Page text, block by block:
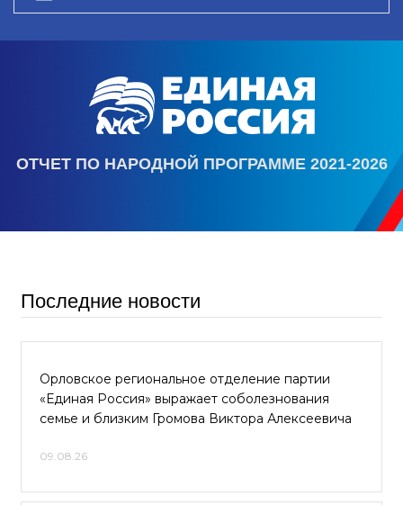
ОТЧЕТ ПО НАРОДНОЙ ПРОГРАММЕ 2021-2026
Последние новости
Орловское региональное отделение партии
«Единая Россия» выражает соболезнования
семье и близким Громова Виктора Алексеевича
09.08.26